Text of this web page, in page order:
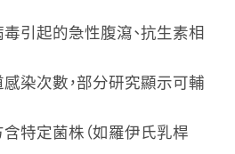
毒引起的急性腹瀉、抗生素相
感染次數，部分研究顯示可輔
含特定菌株（如羅伊氏乳桿